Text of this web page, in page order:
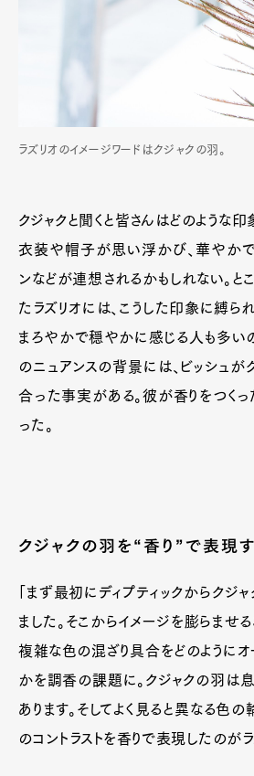
ラズリオのイメージワードはクジャクの羽。
クジャクと聞くと皆さんはどのような
衣装や帽子が思い浮かび、華やかで
ンなどが連想されるかもしれない。と
たラズリオには、こうした印象に縛ら
まろやかで穏やかに感じる人も多い
のニュアンスの背景には、ビッシュが
合った事実がある。彼が香りをつく
った。
クジャクの羽を“香り”で表現
「まず最初にディプティックからクジ
ました。そこからイメージを膨らませ
複雑な色の混ざり具合をどのようにオ
かを調香の課題に。クジャクの羽は
あります。そしてよく見ると異なる色の
のコントラストを香りで表現したのがラ